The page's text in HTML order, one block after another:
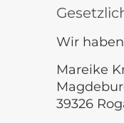
Wir
Mareike
39326